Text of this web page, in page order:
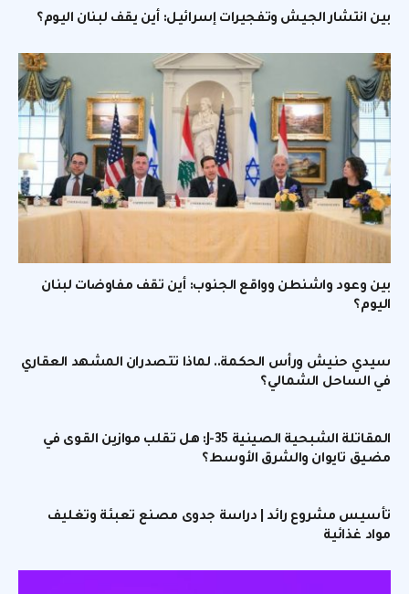
بين انتشار الجيش وتفجيرات إسرائيل: أين يقف لبنان اليوم؟
بين وعود واشنطن وواقع الجنوب: أين تقف مفاوضات لبنان
اليوم؟
سيدي حنيش ورأس الحكمة.. لماذا تتصدران المشهد العقاري
في الساحل الشمالي؟
المقاتلة الشبحية الصينية J-35: هل تقلب موازين القوى في
مضيق تايوان والشرق الأوسط؟
تأسيس مشروع رائد | دراسة جدوى مصنع تعبئة وتغليف
مواد غذائية